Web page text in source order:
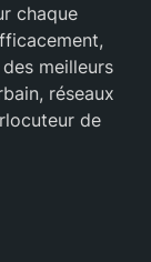
chaque
meilleurs
réseaux
de